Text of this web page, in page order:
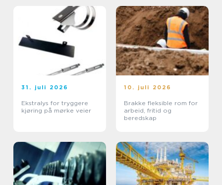
31. juli 2026
Ekstralys for tryggere
kjøring på mørke veier
10. juli 2026
Brakke fleksible rom for
arbeid, fritid og
beredskap